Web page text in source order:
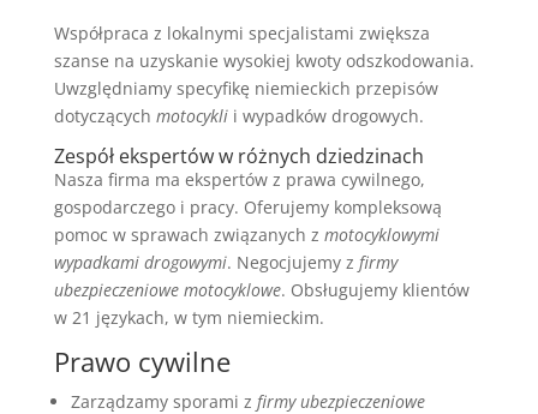
Współpraca z lokalnymi specjalistami zwiększa
szanse na uzyskanie wysokiej kwoty odszkodowania.
Uwzględniamy specyfikę niemieckich przepisów
dotyczących motocyklii wypadków drogowych.
Zespół ekspertów w różnych dziedzinach
Nasza firma ma ekspertów z prawa cywilnego,
gospodarczego i pracy. Oferujemy kompleksową
pomoc w sprawach związanych z motocyklowymi
wypadkami drogowymi. Negocjujemy z firmy
ubezpieczeniowe motocyklowe. Obsługujemy klientów
w 21 językach, w tym niemieckim.
Prawo cywilne
Zarządzamy sporami z firmy ubezpieczeniowe